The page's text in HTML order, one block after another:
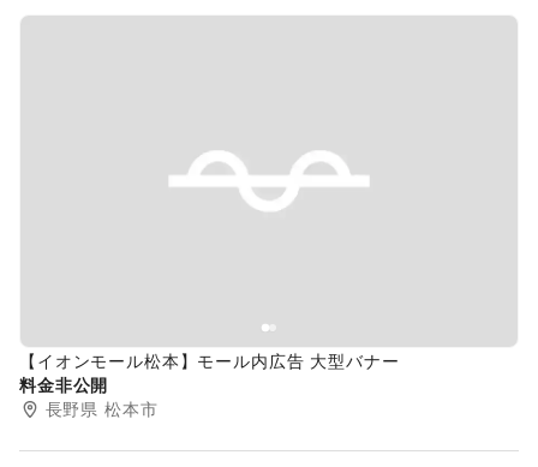
Previous slide
【イオンモール松本】モール内広告 大型バナー
料金非公開
長野県 松本市